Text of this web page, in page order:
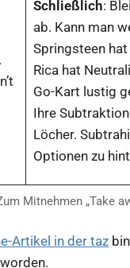
Schließlich:
ab. Kann man
Springsteen
Rica hat
Go-Kart lustig
Ihre
Löcher.
Optionen zu
Mitnehmen „Take
Artikel in der taz